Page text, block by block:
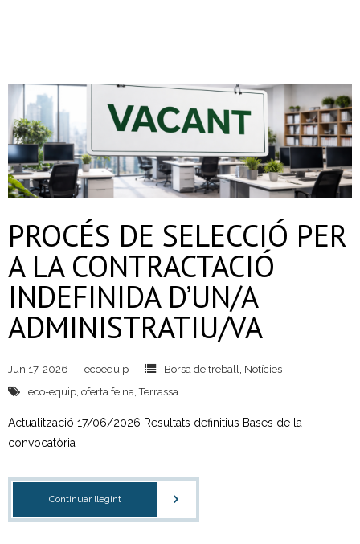
- Deixalleria Can Barba
- Can Casanovas
- Deixalleria mòbil
Residus industrials
- La gestió dels residus
- Gestió de les recollides
- Industrials a Can Barba
Planta Can Barba
- Instal·lacions Can Barba
- Deixalleria Can Barba
PROCÉS DE SELECCIÓ PER
A LA CONTRACTACIÓ
INDEFINIDA D’UN/A
ADMINISTRATIU/VA
Jun 17, 2026 ecoequip Borsa de treball, Notícies
eco-equip, oferta feina,Terrassa
Actualització 17/06/2026 Resultats definitius Bases de la
convocatòria
Continuar llegint